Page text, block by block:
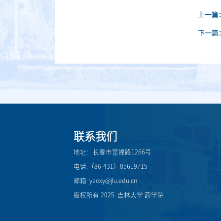
上一篇
下一篇
联系我们
地址：长春市富锦路1266号
电话:（86-431）85619715
邮箱: yaoxy@jlu.edu.cn
版权所有 2025 吉林大学 药学院